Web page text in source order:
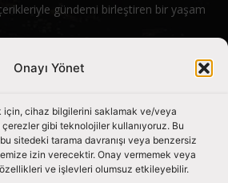
Onayı Yönet
için, cihaz bilgilerini saklamak ve/veya
gibi teknolojiler kullanıyoruz. Bu
sitedeki tarama davranışı veya benzersiz
izin verecektir. Onay vermemek veya
ve işlevleri olumsuz etkileyebilir.
gündemi birleştiren bir yaşam
info@nouvart.net
Bizi Takip Edin